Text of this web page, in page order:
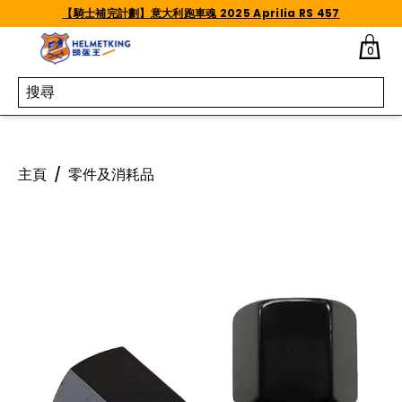
Skip to content【騎士補完計劃】意大利跑車魂 2025 Aprilia RS 457
0
主頁 / 零件及消耗品